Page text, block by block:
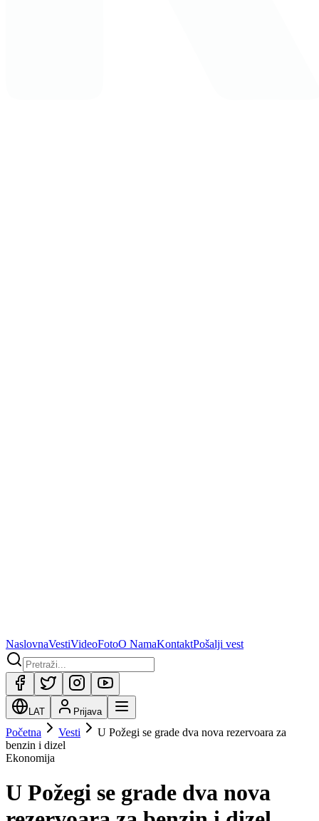
NaslovnaVestiVideoFotoO NamaKontaktPošalji vest
LAT Prijava
Početna Vesti
U Požegi se grade dva nova rezervoara za
benzin i dizel
Ekonomija
U Požegi se grade dva nova